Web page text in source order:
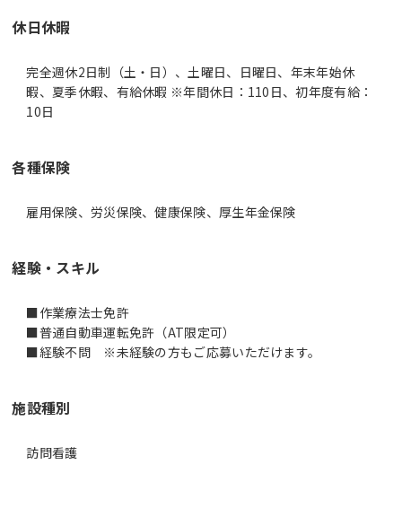
休日休暇
完全週休2日制（土・日）、土曜日、日曜日、年末年始休
暇、夏季休暇、有給休暇 ※年間休日：110日、初年度有給：
10日
各種保険
雇用保険、労災保険、健康保険、厚生年金保険
経験・スキル
■作業療法士免許
■普通自動車運転免許（AT限定可）
■経験不問 ※未経験の方もご応募いただけます。
施設種別
訪問看護